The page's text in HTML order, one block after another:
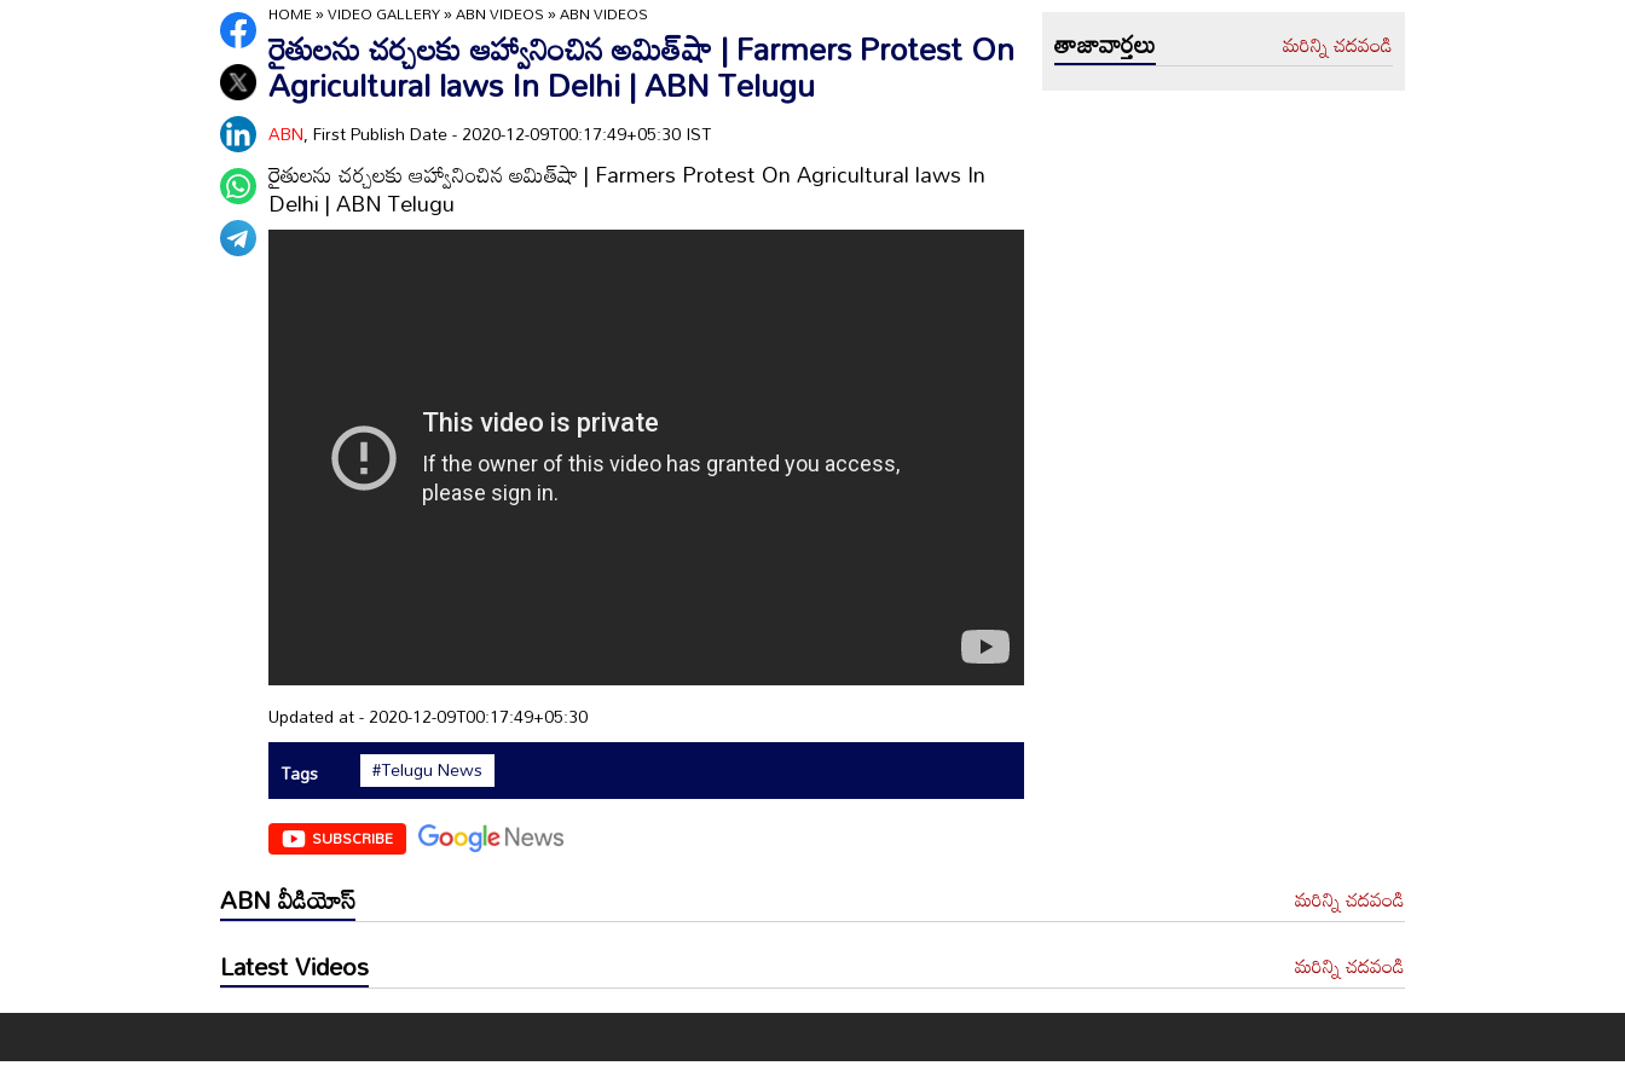
HOME»VIDEO GALLERY»ABN VIDEOS»ABN VIDEOS
రైతులను చర్చలకు ఆహ్వానించిన అమిత్‌షా | Farmers Protest On
Agricultural laws In Delhi | ABN Telugu
ABN, First Publish Date - 2020-12-09T00:17:49+05:30 IST
రైతులను చర్చలకు ఆహ్వానించిన అమిత్‌షా | Farmers Protest On Agricultural laws In
Delhi | ABN Telugu
Updated at - 2020-12-09T00:17:49+05:30
Tags
#Telugu News
SUBSCRIBE
తాజావార్తలు మరిన్ని చదవండి
ABN వీడియోస్ మరిన్ని చదవండి
Latest Videos మరిన్ని చదవండి